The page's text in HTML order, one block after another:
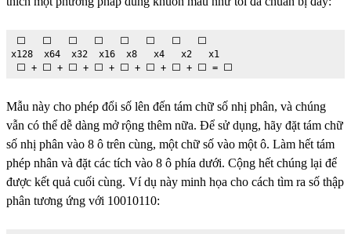
⬜️   ⬜️   ⬜️   ⬜️   ⬜️   ⬜️   ⬜️   ⬜️
x128  x64  x32  x16  x8   x4   x2   x1
⬜️ + ⬜️ + ⬜️ + ⬜️ + ⬜️ + ⬜️ + ⬜️ + ⬜️ = ⬜️
Mẫu này cho phép đổi số lên đến tám chữ số nhị phân, và chúng
vẫn có thể dễ dàng mở rộng thêm nữa. Để sử dụng, hãy đặt tám chữ
số nhị phân vào 8 ô trên cùng, một chữ số vào một ô. Làm hết tám
phép nhân và đặt các tích vào 8 ô phía dưới. Cộng hết chúng lại để
được kết quả cuối cùng. Ví dụ này minh họa cho cách tìm ra số thập
phân tương ứng với 10010110: